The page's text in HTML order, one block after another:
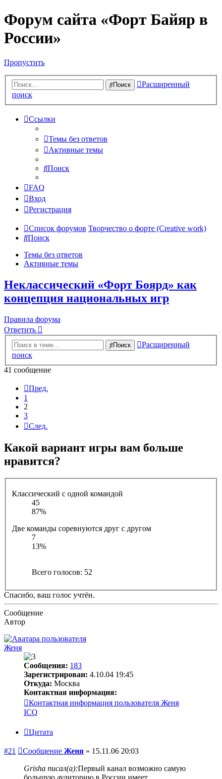
Форум сайта «Форт Байяр в
России»
Пропустить
Поиск
Расширенный
поиск
Ссылки
Темы без ответов
Активные темы
Поиск
FAQ
Вход
Регистрация
Список форумов Творчество о форте (Creative work)
Поиск
Темы без ответов
Активные темы
Неклассический «Форт Боярд» как
концепция национальных игр
Правила форума
Ответить
Поиск
Расширенный
поиск
41 сообщение
Пред.
1
2
3
След.
Какой вариант игры вам больше
нравится?
Классический с одной командой
45
87%
Две команды соревнуются друг с другом
7
13%
Всего голосов: 52
Спасибо, ваш голос учтён.
Сообщение
Автор
Женя
Сообщения: 183
Зарегистрирован: 4.10.04 19:45
Откуда: Москва
Контактная информация:
Контактная информация пользователя Женя
ICQ
Цитата
#21 Сообщение Женя » 15.11.06 20:03
Grisha писал(а):Первый канал возможно самую
большую аудиторию в России имеет.